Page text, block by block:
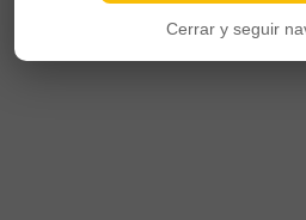
Cerrar y seguir